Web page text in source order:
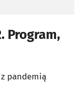
Program,
pandemią